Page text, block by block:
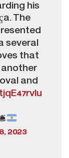
his
The
several
that
another
and
2023